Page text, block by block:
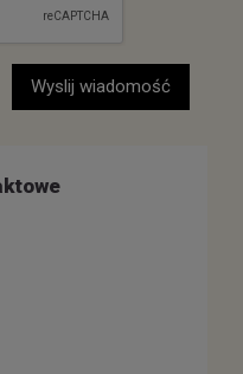
Wyslij wiadomość